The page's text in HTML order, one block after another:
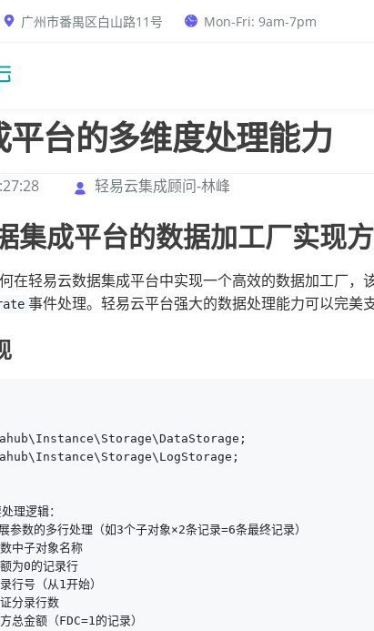
广州市番禺区白山路11号 Mon-Fri: 9am-7pm
平台的多维度处理能力
轻易云集成顾问-林峰
集成平台的数据加工厂实现
在轻易云数据集成平台中实现一个高效的数据加工厂，
事件处理。轻易云平台强大的数据处理能力可以完美
理逻辑：
数的多行处理（如3个子对象×2条记录=6条最终记录）
中子对象名称
为0的记录行
号（从1开始）
分录行数
金额（FDC=1的记录）